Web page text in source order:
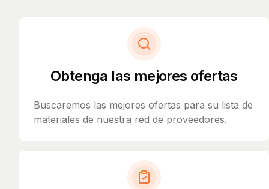
Obtenga las mejores ofertas
Buscaremos las mejores ofertas para su lista de
materiales de nuestra red de proveedores.